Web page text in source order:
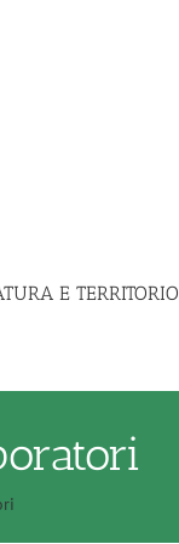
E TERRITORIO